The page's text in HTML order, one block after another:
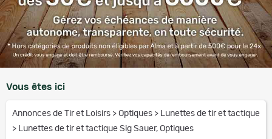
Vous êtes ici
Annonces de Tir et Loisirs > Optiques > Lunettes de tir et tactique
> Lunettes de tir et tactique Sig Sauer, Optiques